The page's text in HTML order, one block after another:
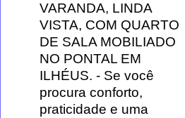
VARANDA, LINDA
VISTA, COM QUARTO
DE SALA MOBILIADO
NO PONTAL EM
ILHÉUS. - Se você
procura conforto,
praticidade e uma